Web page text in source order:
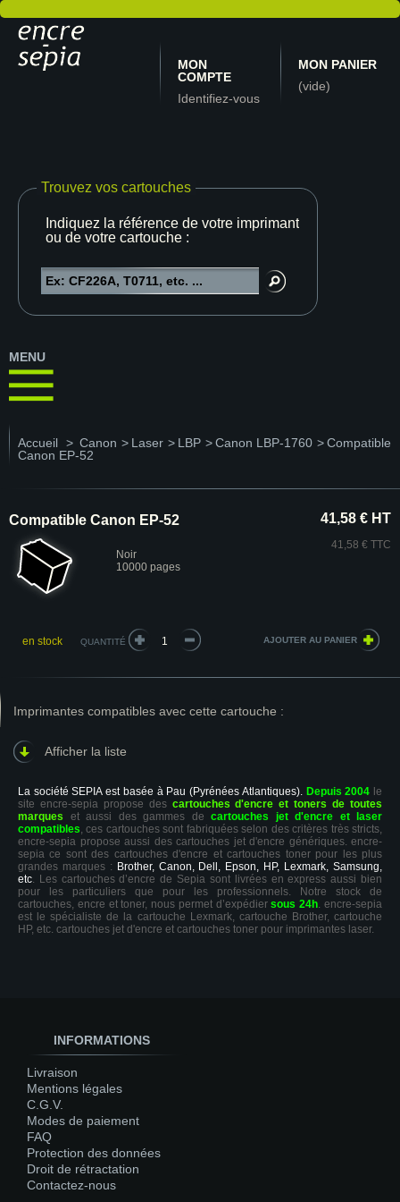
MON
COMPTE
Identifiez-vous
MON PANIER
(vide)
Trouvez vos cartouches
Indiquez la référence de votre imprimante
ou de votre cartouche :
MENU
Accueil > Canon > Laser > LBP >Canon LBP-1760 >Compatible
Canon EP-52
Compatible Canon EP-52
Noir
10000 pages
41,58 € HT
41,58 € TTC
en stock QUANTITÉ
Imprimantes compatibles avec cette cartouche :
Afficher la liste
La société SEPIA est basée à Pau (Pyrénées Atlantiques). Depuis 2004 le
site encre-sepia propose des cartouches d'encre et toners de toutes
marques et aussi des gammes de cartouches jet d'encre et laser
compatibles, ces cartouches sont fabriquées selon des critères très stricts,
encre-sepia propose aussi des cartouches jet d'encre génériques. encre-
sepia ce sont des cartouches d'encre et cartouches toner pour les plus
grandes marques : Brother, Canon, Dell, Epson, HP, Lexmark, Samsung,
etc. Les cartouches d’encre de Sepia sont livrées en express aussi bien
pour les particuliers que pour les professionnels. Notre stock de
cartouches, encre et toner, nous permet d’expédiersous 24h. encre-sepia
est le spécialiste de la cartouche Lexmark, cartouche Brother, cartouche
HP, etc. cartouches jet d'encre et cartouches toner pour imprimantes laser.
INFORMATIONS
Livraison
Mentions légales
C.G.V.
Modes de paiement
FAQ
Protection des données
Droit de rétractation
Contactez-nous